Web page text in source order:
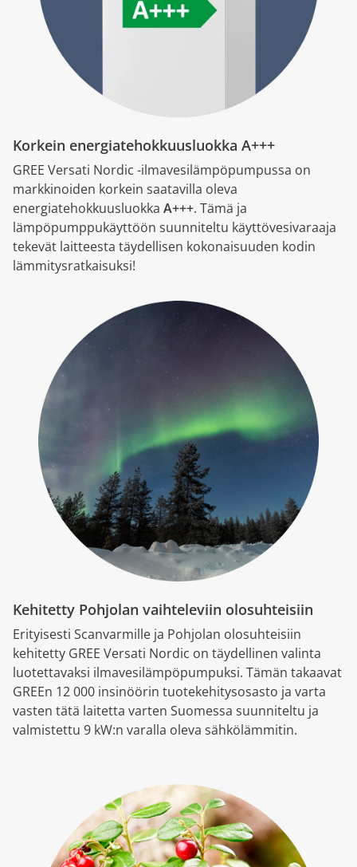
Korkein energiatehokkuusluokka A+++
GREE Versati Nordic -ilmavesilämpöpumpussa on
markkinoiden korkein saatavilla oleva
energiatehokkuusluokka A+++. Tämä ja
lämpöpumppukäyttöön suunniteltu käyttövesivaraaja
tekevät laitteesta täydellisen kokonaisuuden kodin
lämmitysratkaisuksi!
Kehitetty Pohjolan vaihteleviin olosuhteisiin
Erityisesti Scanvarmille ja Pohjolan olosuhteisiin
kehitetty GREE Versati Nordic on täydellinen valinta
luotettavaksi ilmavesilämpöpumpuksi. Tämän takaavat
GREEn 12 000 insinöörin tuotekehitysosasto ja varta
vasten tätä laitetta varten Suomessa suunniteltu ja
valmistettu 9 kW:n varalla oleva sähkölämmitin.